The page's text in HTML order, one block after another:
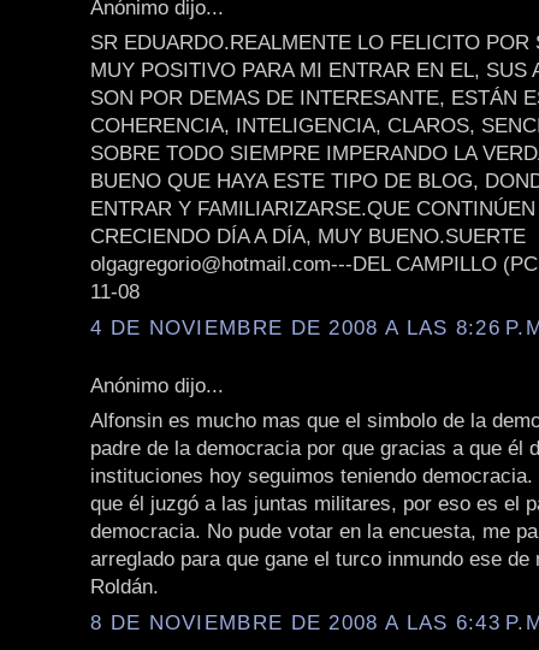
Anónimo dijo...
SR EDUARDO.REALMENTE LO FELICITO POR
MUY POSITIVO PARA MI ENTRAR EN EL, SUS
SON POR DEMAS DE INTERESANTE, ESTÁN
COHERENCIA, INTELIGENCIA, CLAROS,
SOBRE TODO SIEMPRE IMPERANDO LA
BUENO QUE HAYA ESTE TIPO DE BLOG,
ENTRAR Y FAMILIARIZARSE.QUE
CRECIENDO DÍA A DÍA, MUY BUENO.SUERTE
olgagregorio@hotmail.com---DEL CAMPILLO
11-08
4 DE NOVIEMBRE DE 2008 A LAS 8:26
Anónimo dijo...
Alfonsin es mucho mas que el simbolo de la
padre de la democracia por que gracias a que él
instituciones hoy seguimos teniendo
que él juzgó a las juntas militares, por eso es el
democracia. No pude votar en la encuesta, me
arreglado para que gane el turco inmundo ese de
Roldán.
8 DE NOVIEMBRE DE 2008 A LAS 6:43